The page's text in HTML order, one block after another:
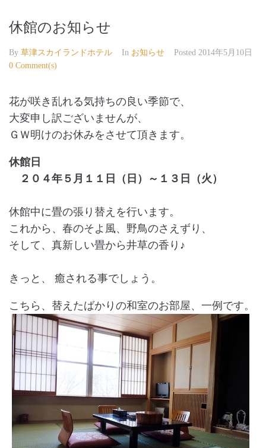
休館のお知らせ
By 草津スカイランドホテル In お知らせ Posted 2014年5月10日
0 Comment(s)
花が咲き乱れる気持ちの良い季節で、
大変申し訳ございませんが、
ＧＷ明けのお休みをさせて頂きます。
休館日
２０４年５月１１日（日）～１３日（火）
休館中に畳の張り替えを行います。
これから、春のそよ風、野鳥のさえずり、
そして、真新しい畳から井草の香り♪
きっと、 癒される事でしょう。
こちら、替えたばかりの和室のお部屋、一例です。